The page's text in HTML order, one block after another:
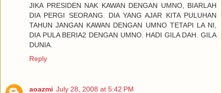
JIKA PRESIDEN NAK KAWAN DENGAN UMNO, BIARLAH
DIA PERGI SEORANG. DIA YANG AJAR KITA PULUHAN
TAHUN JANGAN KAWAN DENGAN UMNO TETAPI LA NI,
DIA PULA BERIA2 DENGAN UMNO. HADI GILA DAH. GILA
DUNIA.
Reply
aoazmi July 28, 2008 at 5:42 PM